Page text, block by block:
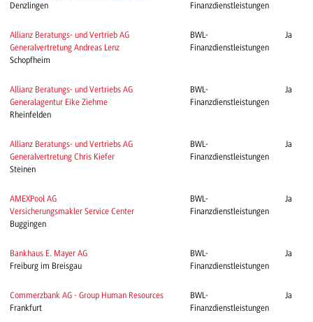
Denzlingen
Finanzdienstleistungen
Allianz Beratungs- und Vertrieb AG
Generalvertretung Andreas Lenz
Schopfheim
BWL-
Finanzdienstleistungen
Ja
Allianz Beratungs- und Vertriebs AG
Generalagentur Eike Ziehme
Rheinfelden
BWL-
Finanzdienstleistungen
Ja
Allianz Beratungs- und Vertriebs AG
Generalvertretung Chris Kiefer
Steinen
BWL-
Finanzdienstleistungen
Ja
AMEXPool AG
Versicherungsmakler Service Center
Buggingen
BWL-
Finanzdienstleistungen
Ja
Bankhaus E. Mayer AG
Freiburg im Breisgau
BWL-
Finanzdienstleistungen
Ja
Commerzbank AG - Group Human Resources
Frankfurt
BWL-
Finanzdienstleistungen
Ja